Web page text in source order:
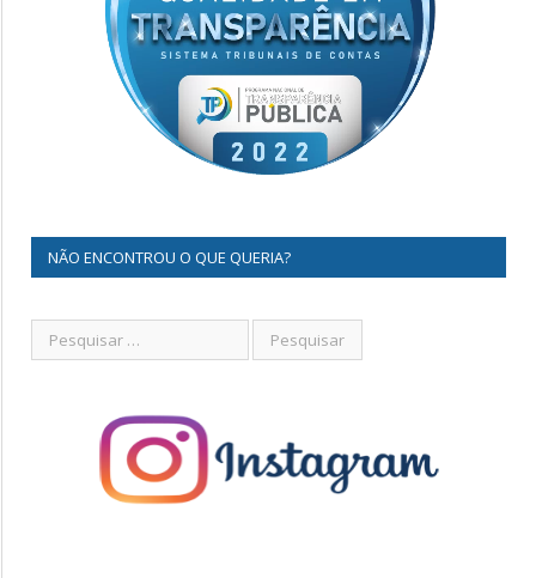
NÃO ENCONTROU O QUE QUERIA?